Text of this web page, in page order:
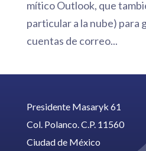
mítico Outlook, que
particular a la nube) para
cuentas de correo...
Presidente Masaryk 61
Col. Polanco. C.P. 11560
Ciudad de México